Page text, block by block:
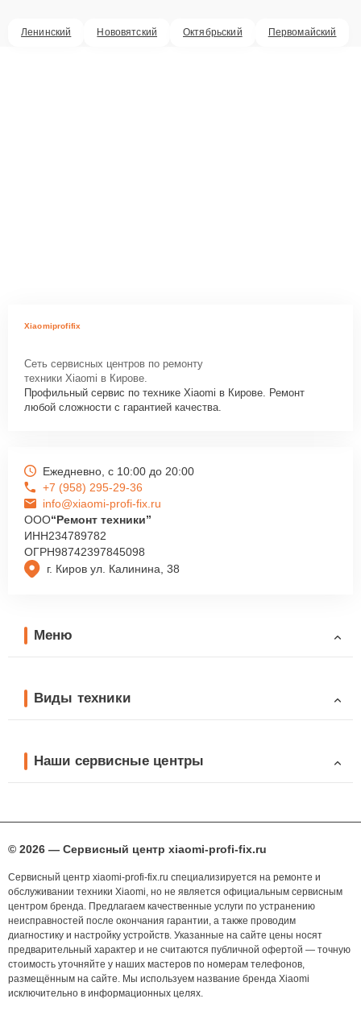
Ленинский Нововятский Октябрьский Первомайский
Xiaomiprofifix
Сеть сервисных центров по ремонту
техники Xiaomi в Кирове.
Профильный сервис по технике Xiaomi в Кирове. Ремонт
любой сложности с гарантией качества.
г. Киров ул. Калинина, 38
Ежедневно, с 10:00 до 20:00
+7 (958) 295-29-36
info@xiaomi-profi-fix.ru
ООО“Ремонт техники”
ИНН234789782
ОГРН98742397845098
Меню
Виды техники
Наши сервисные центры
© 2026 — Сервисный центр xiaomi-profi-fix.ru
Сервисный центр xiaomi-profi-fix.ru специализируется на ремонте и
обслуживании техники Xiaomi, но не является официальным сервисным
центром бренда. Предлагаем качественные услуги по устранению
неисправностей после окончания гарантии, а также проводим
диагностику и настройку устройств. Указанные на сайте цены носят
предварительный характер и не считаются публичной офертой — точную
стоимость уточняйте у наших мастеров по номерам телефонов,
размещённым на сайте. Мы используем название бренда Xiaomi
исключительно в информационных целях.